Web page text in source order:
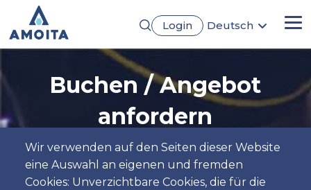
Inhalt
Login
Deutsch
Português
Español
Wir verwenden auf den Seiten dieser Website
eine Auswahl an eigenen und fremden
Cookies: Unverzichtbare Cookies, die für die
Buchen / Angebot
anfordern
Pickup